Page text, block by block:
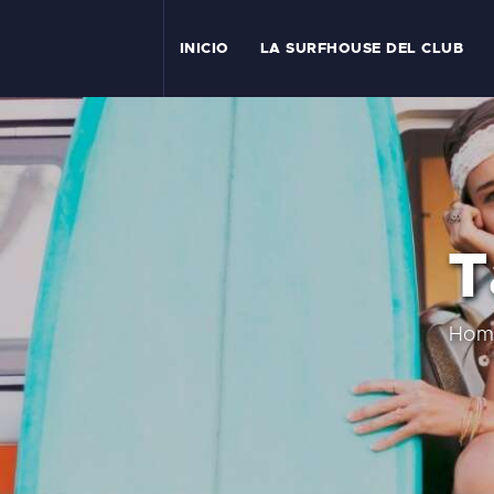
INICIO LA SURFHOUSE DEL CLUB